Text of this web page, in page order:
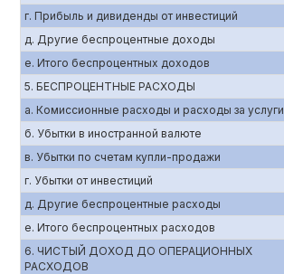
г. Прибыль и дивиденды от инвестиций
д. Другие беспроцентные доходы
е. Итого беспроцентных доходов
5. БЕСПРОЦЕНТНЫЕ РАСХОДЫ
а. Комиссионные расходы и расходы за услуги
б. Убытки в иностранной валюте
в. Убытки по счетам купли-продажи
г. Убытки от инвестиций
д. Другие беспроцентные расходы
е. Итого беспроцентных расходов
6. ЧИСТЫЙ ДОХОД ДО ОПЕРАЦИОННЫХ
РАСХОДОВ